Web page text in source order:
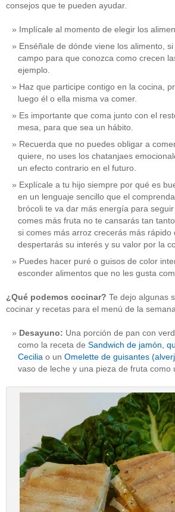
consejos que te pueden ayudar.
Implícale al momento de elegir los
Enséñale de dónde viene los alimento,
campo para que conozca como crecen
ejemplo.
Haz que participe contigo en la cocina,
luego él o ella misma va comer.
Es importante que coma junto con el
mesa, para que sea un hábito.
Recuerda que no puedes obligar a
quiere, no uses los chatanjaes
un efecto contrario en el futuro.
Explícale a tu hijo siempre por qué es
en un lenguaje sencillo que el
brócoli te va dar más energía para
comes más fruta no te cansarás tan
si comes más arroz crecerás más
despertarás su interés y su valor por la
Puedes hacer puré o guisos de color
esconder alimentos que no les gusta
¿Qué podemos cocinar? Te dejo algunas
cocinar y recetas para el menú de la
Desayuno: Una porción de pan con
como la receta de Sandwich de jamón,
Cecilia o un Omelette de guisantes
vaso de leche y una pieza de fruta como